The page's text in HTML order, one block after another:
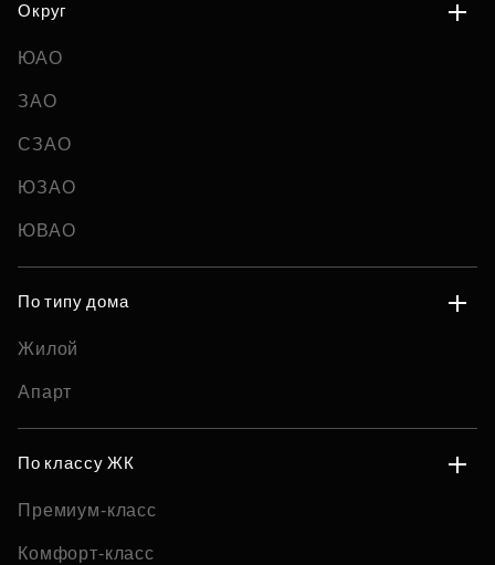
Округ
ЮАО
ЗАО
СЗАО
ЮЗАО
ЮВАО
По типу дома
Жилой
Апарт
По классу ЖК
Премиум-класс
Комфорт-класс